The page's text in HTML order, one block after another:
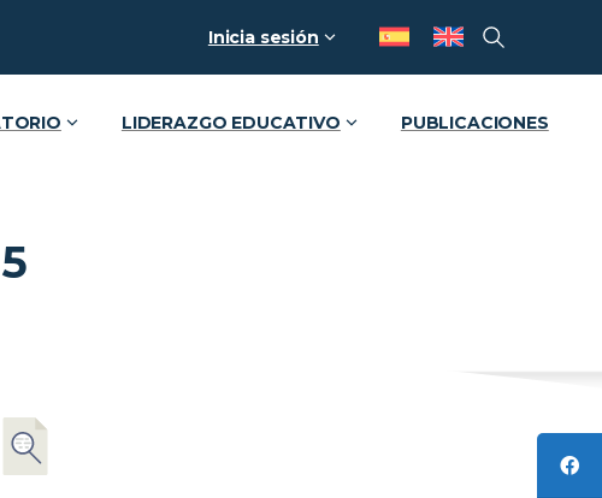
Inicia sesión
LIDERAZGO EDUCATIVO PUBLICACIONES